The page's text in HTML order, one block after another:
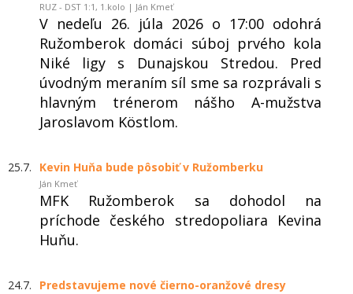
RUZ - DST 1:1, 1.kolo | Ján Kmeť
V nedeľu 26. júla 2026 o 17:00 odohrá
Ružomberok domáci súboj prvého kola
Niké ligy s Dunajskou Stredou. Pred
úvodným meraním síl sme sa rozprávali s
hlavným trénerom nášho A-mužstva
Jaroslavom Köstlom.
25.7. Kevin Huňa bude pôsobiť v Ružomberku
Ján Kmeť
MFK Ružomberok sa dohodol na
príchode českého stredopoliara Kevina
Huňu.
24.7. Predstavujeme nové čierno-oranžové dresy